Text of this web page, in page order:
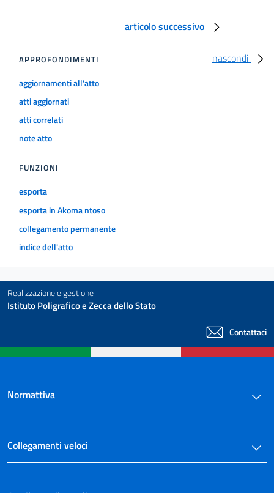
articolo successivo
nascondi
APPROFONDIMENTI
aggiornamenti all'atto
atti aggiornati
atti correlati
note atto
FUNZIONI
esporta
esporta in Akoma ntoso
collegamento permanente
indice dell'atto
Realizzazione e gestione
Istituto Poligrafico e Zecca dello Stato
Contattaci
Normattiva
Collegamenti veloci